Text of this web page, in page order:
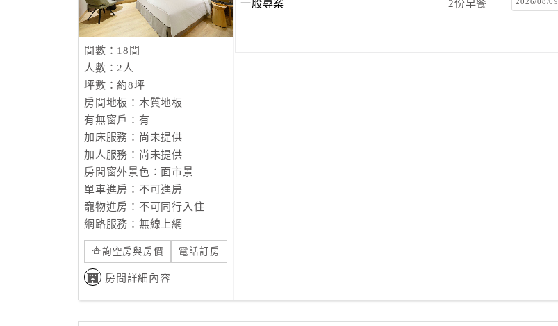
間數：18間
人數：2人
坪數：約8坪
房間地板：木質地板
有無窗戶：有
加床服務：尚未提供
加人服務：尚未提供
房間窗外景色：面市景
單車進房：不可進房
寵物進房：不可同行入住
網路服務：無線上網
查詢空房與房價 電話訂房
房間詳細內容
一般專案 2份早餐